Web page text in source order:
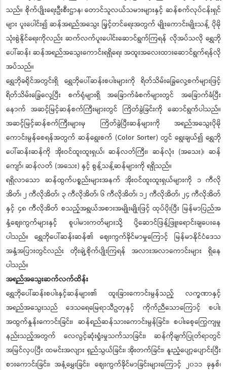
သည်။ စိုက်ပျိုးရေးဦးစီးဌာန၊ တောင်သူလယ်သမားများနှင့် ဆန်စက်လုပ်ငန်းရှင်
များ ပူးပေါင်း၍ ဆန်အရည်အသွေး မြှင့်တင်ရေးအတွက် မျိုးကောင်းမျိုးသန့် ပိုမို
သုံးစွဲနိုင်ရေးကိုလည်း ဆက်လက်ပူးပေါင်းဆောင်ရွက်ကြရန် လိုအပ်သလို ရွှေဘို
ပေါ်ဆန်း ဆန်အရည်အသွေးကောင်းရရှိရေး အထူးအလေးထားဆောင်ရွက်ရန်လို
အပ်သည်။
ရွှေဘိုခရိုင်အတွင်းရှိ ရွှေဘိုပေါ်ဆန်းစပါးများကို ရိတ်သိမ်းခြွေလှေ့စက်များဖြင့်
ရိတ်သိမ်းခြွေလှေ့ပြီး စက်ရုံများရှိ အခြောက်ခံစက်များတွင် အခြောက်ခံပြီး
နောက် အဆင့်မြင့်ဆန်စက်ကြီးများတွင် ကြိတ်ခွဲခြင်းကို ဆောင်ရွက်ပါသည်။
အဆင့်မြင့်ဆန်စက်ကြီးများမှ ကြိတ်ခွဲပြီးဆန်များကို အရည်အသွေးပိုမို
ကောင်းမွန်စေရန်အတွက် ဆန်ရွေးစက် (Color Sorter) တွင် ရွေးချယ်၍ ရွှေဘို
ပေါ်ဆန်းဆန်ကို အိုးဝင်ထူးထူးရှယ်၊ ဆန်လတ်ကြီး၊ ဆန်လုံး (အသေး)၊ ဆန်
ကျော်၊ ဆန်လတ် (အသေး) နှင့် စွန့်သန့်ဆန်များကို ရရှိသည်။
ရရှိလာသော ဆန်ထွက်ပစ္စည်းများအနက် အိုးဝင်ထူးထူးရှယ်များကို ၁ ကီလို
အိတ်၊ ၂ ကီလိုအိတ်၊ ၃ ကီလိုအိတ်၊ ၆ ကီလိုအိတ်၊ ၁၂ ကီလိုအိတ်၊ ၂၄ ကီလိုအိတ်
နှင့် ၄၈ ကီလိုအိတ် စသည့်အရွယ်အစားအမျိုးမျိုးဖြင့် ထုပ်ပိုးပြီး မြန်မာပြည်အ
နှံ့စျေးကွက်များနှင့် စူပါမားကတ်များသို့ ပို့ဆောင်ဖြန့်ဖြူးရောင်းချပေးနေ
ပါသည်။ ရွှေဘိုပေါ်ဆန်းဆန်၏ ဈေးကွက်ခိုင်မာမှုကြောင့် မြန်မာနိုင်ငံဒေသ
အနှံ့အပြားတွင်လည်း တိုးချဲ့စိုက်ပျိုးကြရန် အလားအလာကောင်းများ ရှိနေ
ပါသည်။
အရည်အသွေးဆက်လက်ထိန်း
ရွှေဘိုပေါ်ဆန်းစပါးနှင့်ဆန်များ၏ ထူးခြားကောင်းမွန်သည့် လက္ခဏာနှင့်
အရည်အသွေးသည် ဒေသရေမြေရာသီဥတုနှင့် ကိုက်ညီသောကြောင့် စပါး
အထွက်နှုန်းကောင်းခြင်း၊ ဆန်ရည်ဆန်သားကောင်းမွန်ခြင်း၊ စပါးစေ့ကြွေကျမှု
နည်းသည့်အတွက် လေလွင့်ဆုံးရှုံးမှုသက်သာခြင်း၊ ဆန်ကိုချက်ပြုတ်ရာတွင်
အမြင်လှပပြီး ထမင်းအလျား ရှည်သွယ်ခြင်း၊ အိုးတက်ခြင်း၊ နူးညံ့ပျော့ပျောင်းပြီး
စားကောင်းခြင်း၊ အနံ့မွှေးခြင်း၊ ဈေးကွက်ခိုင်မာခြင်းများကြောင့် ၂၀၁၁ ခုနှစ်၊